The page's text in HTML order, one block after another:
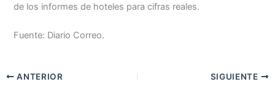
de los informes de hoteles para cifras reales.
Fuente: Diario Correo.
ANTERIOR SIGUIENTE